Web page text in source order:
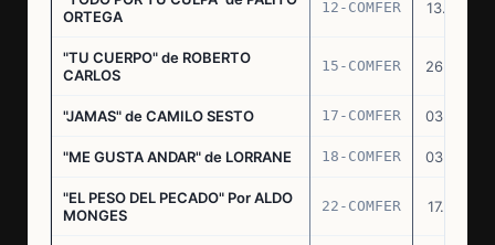
ORTEGA
12-COMFER 13.05.76
"TU CUERPO" de ROBERTO
CARLOS
15-COMFER 26.05.76
"JAMAS" de CAMILO SESTO 17-COMFER 03.06.76
"ME GUSTA ANDAR" de LORRANE 18-COMFER 03.06.76
"EL PESO DEL PECADO" Por ALDO
MONGES
22-COMFER 17.06.76